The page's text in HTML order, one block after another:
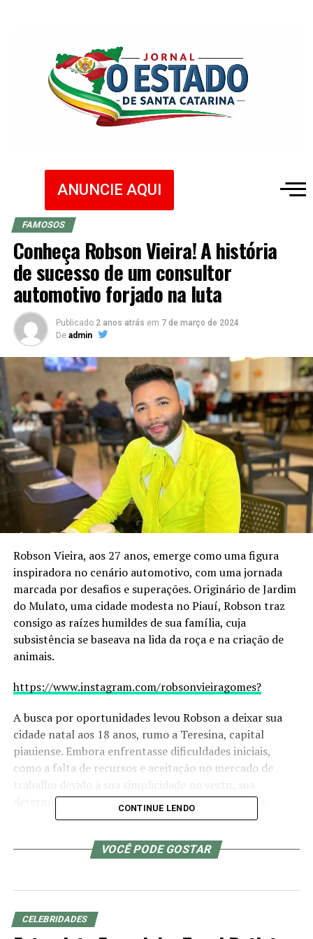
ANUNCIE AQUI
FAMOSOS
Conheça Robson Vieira! A história
de sucesso de um consultor
automotivo forjado na luta
Publicado 2 anos atrás em 7 de março de 2024
De admin
Robson Vieira, aos 27 anos, emerge como uma figura
inspiradora no cenário automotivo, com uma jornada
marcada por desafios e superações. Originário de Jardim
do Mulato, uma cidade modesta no Piauí, Robson traz
consigo as raízes humildes de sua família, cuja
subsistência se baseava na lida da roça e na criação de
animais.
https://www.instagram.com/robsonvieiragomes?
A busca por oportunidades levou Robson a deixar sua
cidade natal aos 18 anos, rumo a Teresina, capital
piauiense. Embora enfrentasse dificuldades iniciais,
como a falta de recursos e aceitação no mercado de
determinação inabalável o impulsionou a persistir.
Após períodos de residência com parentes na cidade
grande, Robson encontrou sua vocação no ramo
estabilidade financeira e a realização de sonhos como a
aquisição de sua primeira casa e móveis.
CONTINUE LENDO
VOCÊ PODE GOSTAR
CELEBRIDADES